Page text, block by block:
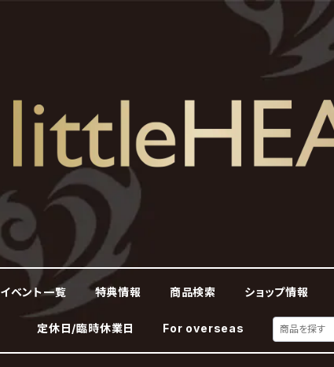
イベント一覧 特典情報 商品検索 ショップ情報
定休日/臨時休業日 For overseas